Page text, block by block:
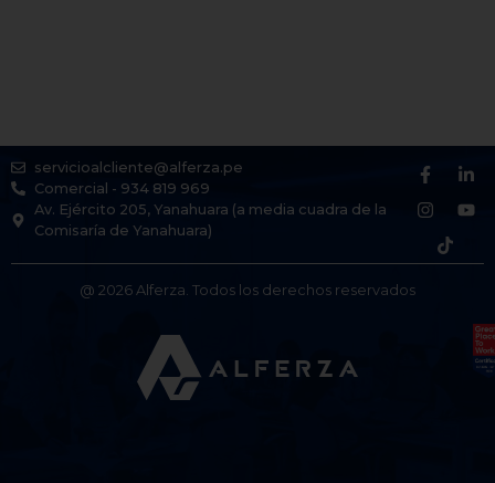
servicioalcliente@alferza.pe
Comercial - 934 819 969
Av. Ejército 205, Yanahuara (a media cuadra de la
Comisaría de Yanahuara)
@ 2026 Alferza. Todos los derechos reservados